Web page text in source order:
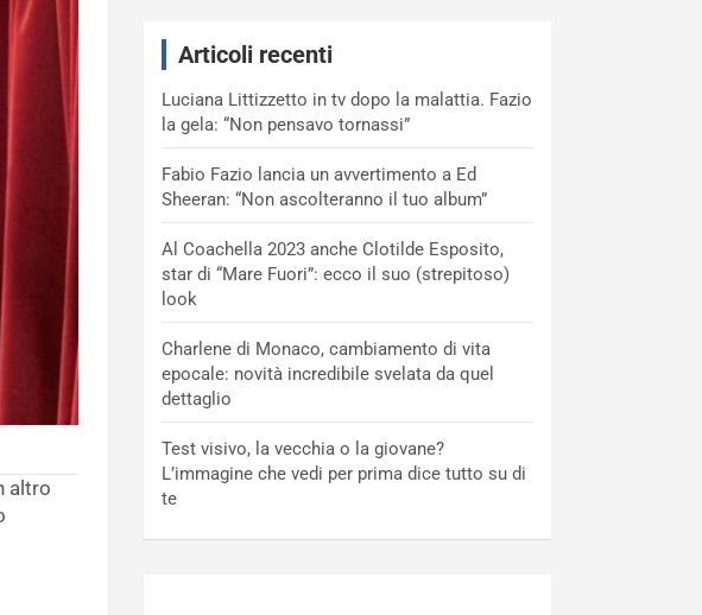
altro
Articoli recenti
Luciana Littizzetto in tv dopo la malattia. Fazio
la gela: “Non pensavo tornassi”
Fabio Fazio lancia un avvertimento a Ed
Sheeran: “Non ascolteranno il tuo album”
Al Coachella 2023 anche Clotilde Esposito,
star di “Mare Fuori”: ecco il suo (strepitoso)
look
Charlene di Monaco, cambiamento di vita
epocale: novità incredibile svelata da quel
dettaglio
Test visivo, la vecchia o la giovane?
L’immagine che vedi per prima dice tutto su di
te